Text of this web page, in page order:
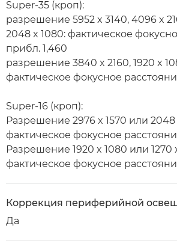
Super-35 (кроп):
разрешение 5952 x 3140, 4096 x
2048 x 1080: фактическое
прибл. 1,460
разрешение 3840 x 2160, 1920 x
фактическое фокусное
Super-16 (кроп):
Разрешение 2976 x 1570 или 2048
фактическое фокусное
Разрешение 1920 x 1080 или 1270
фактическое фокусное
Коррекция периферийной
Да